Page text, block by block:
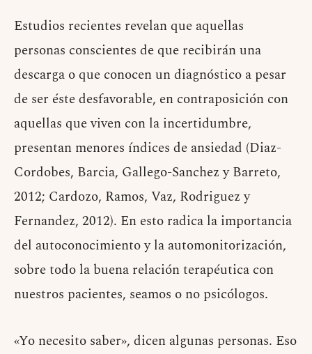
Estudios recientes revelan que aquellas
personas conscientes de que recibirán una
descarga o que conocen un diagnóstico a pesar
de ser éste desfavorable, en contraposición con
aquellas que viven con la incertidumbre,
presentan menores índices de ansiedad (Diaz-
Cordobes, Barcia, Gallego-Sanchez y Barreto,
2012; Cardozo, Ramos, Vaz, Rodriguez y
Fernandez, 2012). En esto radica la importancia
del autoconocimiento y la automonitorización,
sobre todo la buena relación terapéutica con
nuestros pacientes, seamos o no psicólogos.
«Yo necesito saber», dicen algunas personas. Eso